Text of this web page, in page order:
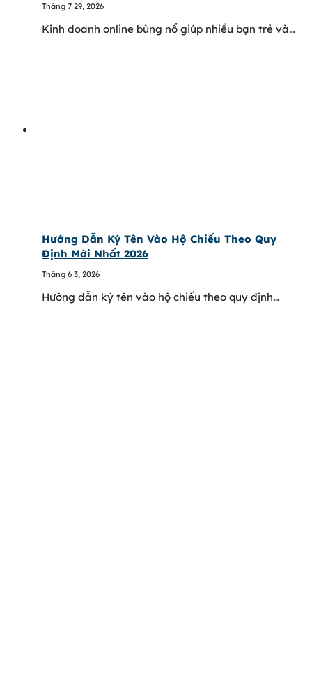
Tháng 7 29, 2026
Kinh doanh online bùng nổ giúp nhiều bạn trẻ và…
Hướng Dẫn Ký Tên Vào Hộ Chiếu Theo Quy
Định Mới Nhất 2026
Tháng 6 3, 2026
Hướng dẫn ký tên vào hộ chiếu theo quy định…